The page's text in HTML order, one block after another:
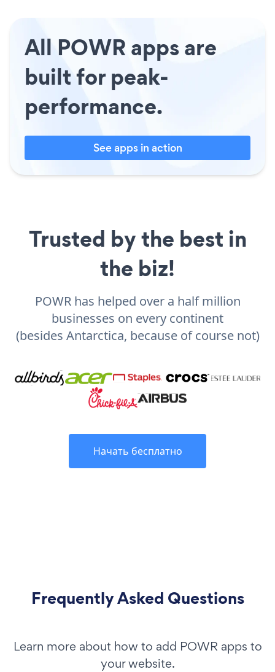
All POWR apps are
built for peak-
performance.
See apps in action
Trusted by the best in
the biz!
POWR has helped over a half million
businesses on every continent
(besides Antarctica, because of course not)
Начать бесплатно
Frequently Asked Questions
Learn more about how to add POWR apps to
your website.